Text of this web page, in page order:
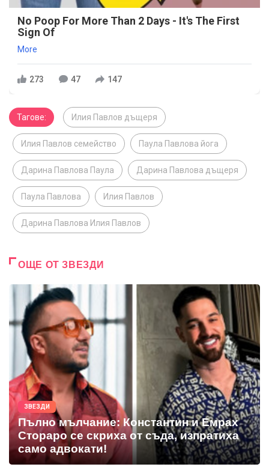
No Poop For More Than 2 Days - It's The First
Sign Of
More
273 47 147
Тагове: Илия Павлов дъщеря
Илия Павлов семейство Паула Павлова йога
Дарина Павлова Паула Дарина Павлова дъщеря
Паула Павлова Илия Павлов
Дарина Павлова Илия Павлов
ОЩЕ ОТ ЗВЕЗДИ
ЗВЕЗДИ
Пълно мълчание: Константин и Емрах
Стораро се скриха от съда, изпратиха
само адвокати!